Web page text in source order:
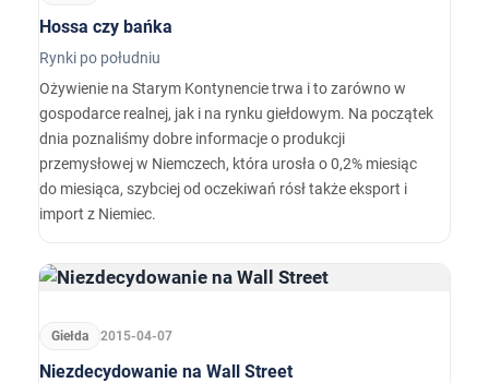
Hossa czy bańka
Rynki po południu
Ożywienie na Starym Kontynencie trwa i to zarówno w
gospodarce realnej, jak i na rynku giełdowym. Na początek
dnia poznaliśmy dobre informacje o produkcji
przemysłowej w Niemczech, która urosła o 0,2% miesiąc
do miesiąca, szybciej od oczekiwań rósł także eksport i
import z Niemiec.
Giełda 2015-04-07
Niezdecydowanie na Wall Street